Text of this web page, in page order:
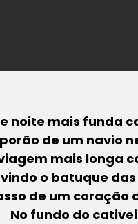
noite mais funda
de um navio
mais longa
o batuque
de um coração
No fundo do